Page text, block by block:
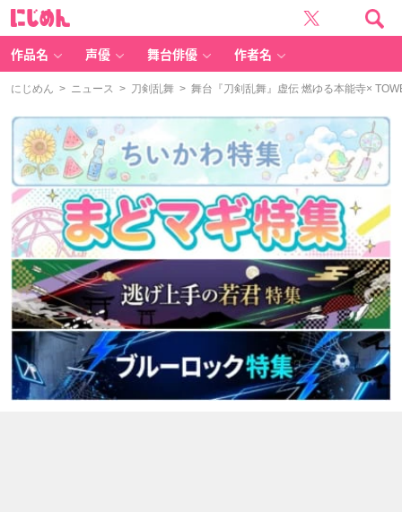
作品名 声優 舞台俳優 作者名
にじめん > ニュース > 刀剣乱舞 > 舞台『刀剣乱舞』虚伝 燃ゆる本能寺×